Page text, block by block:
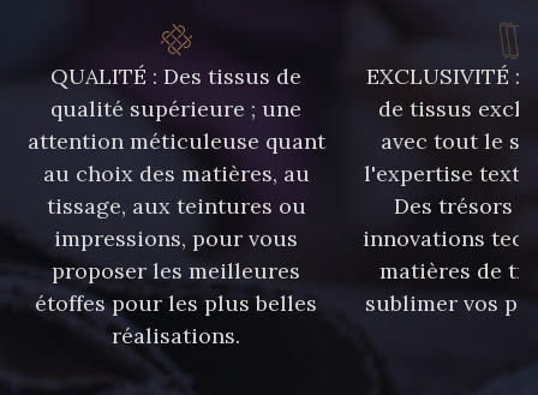
QUALITÉ : Des tissus de
qualité supérieure ; une
attention méticuleuse quant
au choix des matières, au
tissage, aux teintures ou
impressions, pour vous
proposer les meilleures
étoffes pour les plus belles
réalisations.
EXCLUSIVITÉ :
de tissus
avec tout le
l'expertise
Des trésors
innovations
matières de
sublimer vos